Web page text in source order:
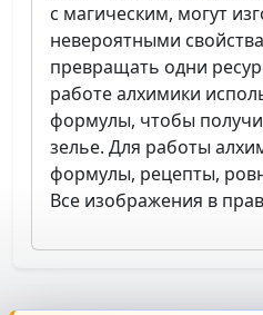
с магическим, могут
невероятными
превращать одни
работе алхимики
формулы, чтобы
зелье. Для работы
формулы, рецепты,
Все изображения в